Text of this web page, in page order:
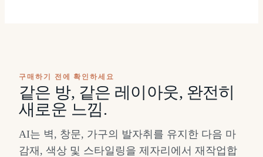
구매하기 전에 확인하세요
같은 방, 같은 레이아웃, 완전히
새로운 느낌.
AI는 벽, 창문, 가구의 발자취를 유지한 다음 마
감재, 색상 및 스타일링을 제자리에서 재작업합